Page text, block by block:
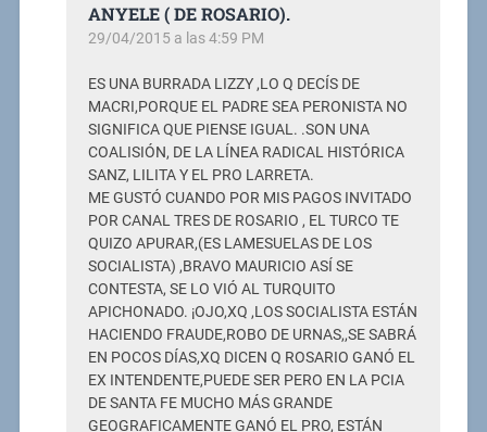
ANYELE ( DE ROSARIO).
29/04/2015 a las 4:59 PM
ES UNA BURRADA LIZZY ,LO Q DECÍS DE
MACRI,PORQUE EL PADRE SEA PERONISTA NO
SIGNIFICA QUE PIENSE IGUAL. .SON UNA
COALISIÓN, DE LA LÍNEA RADICAL HISTÓRICA
SANZ, LILITA Y EL PRO LARRETA.
ME GUSTÓ CUANDO POR MIS PAGOS INVITADO
POR CANAL TRES DE ROSARIO , EL TURCO TE
QUIZO APURAR,(ES LAMESUELAS DE LOS
SOCIALISTA) ,BRAVO MAURICIO ASÍ SE
CONTESTA, SE LO VIÓ AL TURQUITO
APICHONADO. ¡OJO,XQ ,LOS SOCIALISTA ESTÁN
HACIENDO FRAUDE,ROBO DE URNAS,,SE SABRÁ
EN POCOS DÍAS,XQ DICEN Q ROSARIO GANÓ EL
EX INTENDENTE,PUEDE SER PERO EN LA PCIA
DE SANTA FE MUCHO MÁS GRANDE
GEOGRAFICAMENTE GANÓ EL PRO, ESTÁN